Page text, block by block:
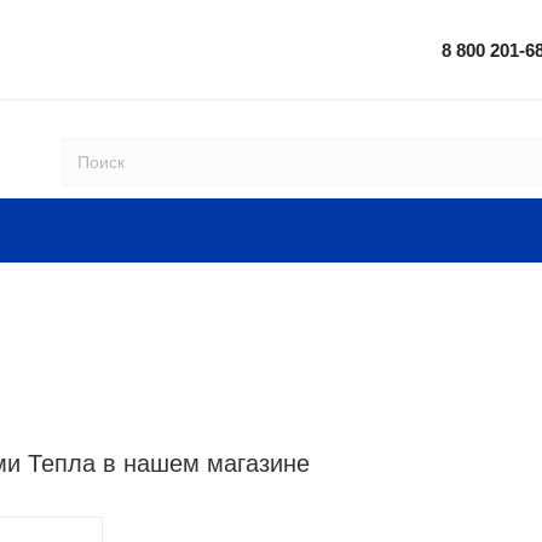
8 800 201-
Тепла в нашем магазине